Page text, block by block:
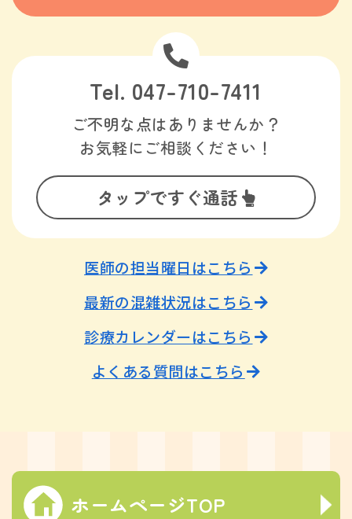
Tel. 047-710-7411
ご不明な点はありませんか？
お気軽にご相談ください！
タップですぐ通話
医師の担当曜日はこちら
最新の混雑状況はこちら
診療カレンダーはこちら
よくある質問はこちら
ホームページTOP